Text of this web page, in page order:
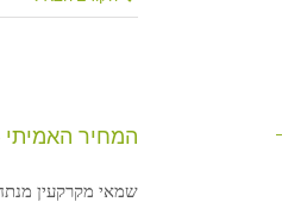
המחיר האמיתי
שמאי מקרקעין